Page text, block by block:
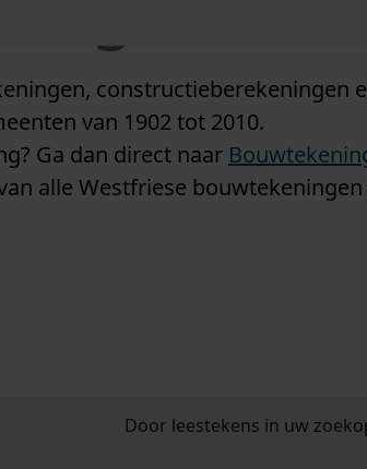
constructieberekeningen
van 1902 tot 2010.
Ga dan direct naar
alle Westfriese bouwtekeningen
Door leestekens in uw